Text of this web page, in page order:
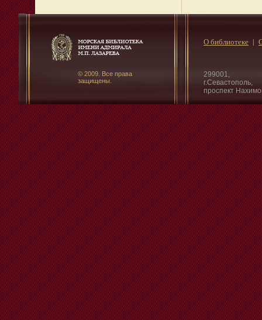
© 2009. Все права
защищены.
299001,
г.Севастополь,
проспект
О библиотеке